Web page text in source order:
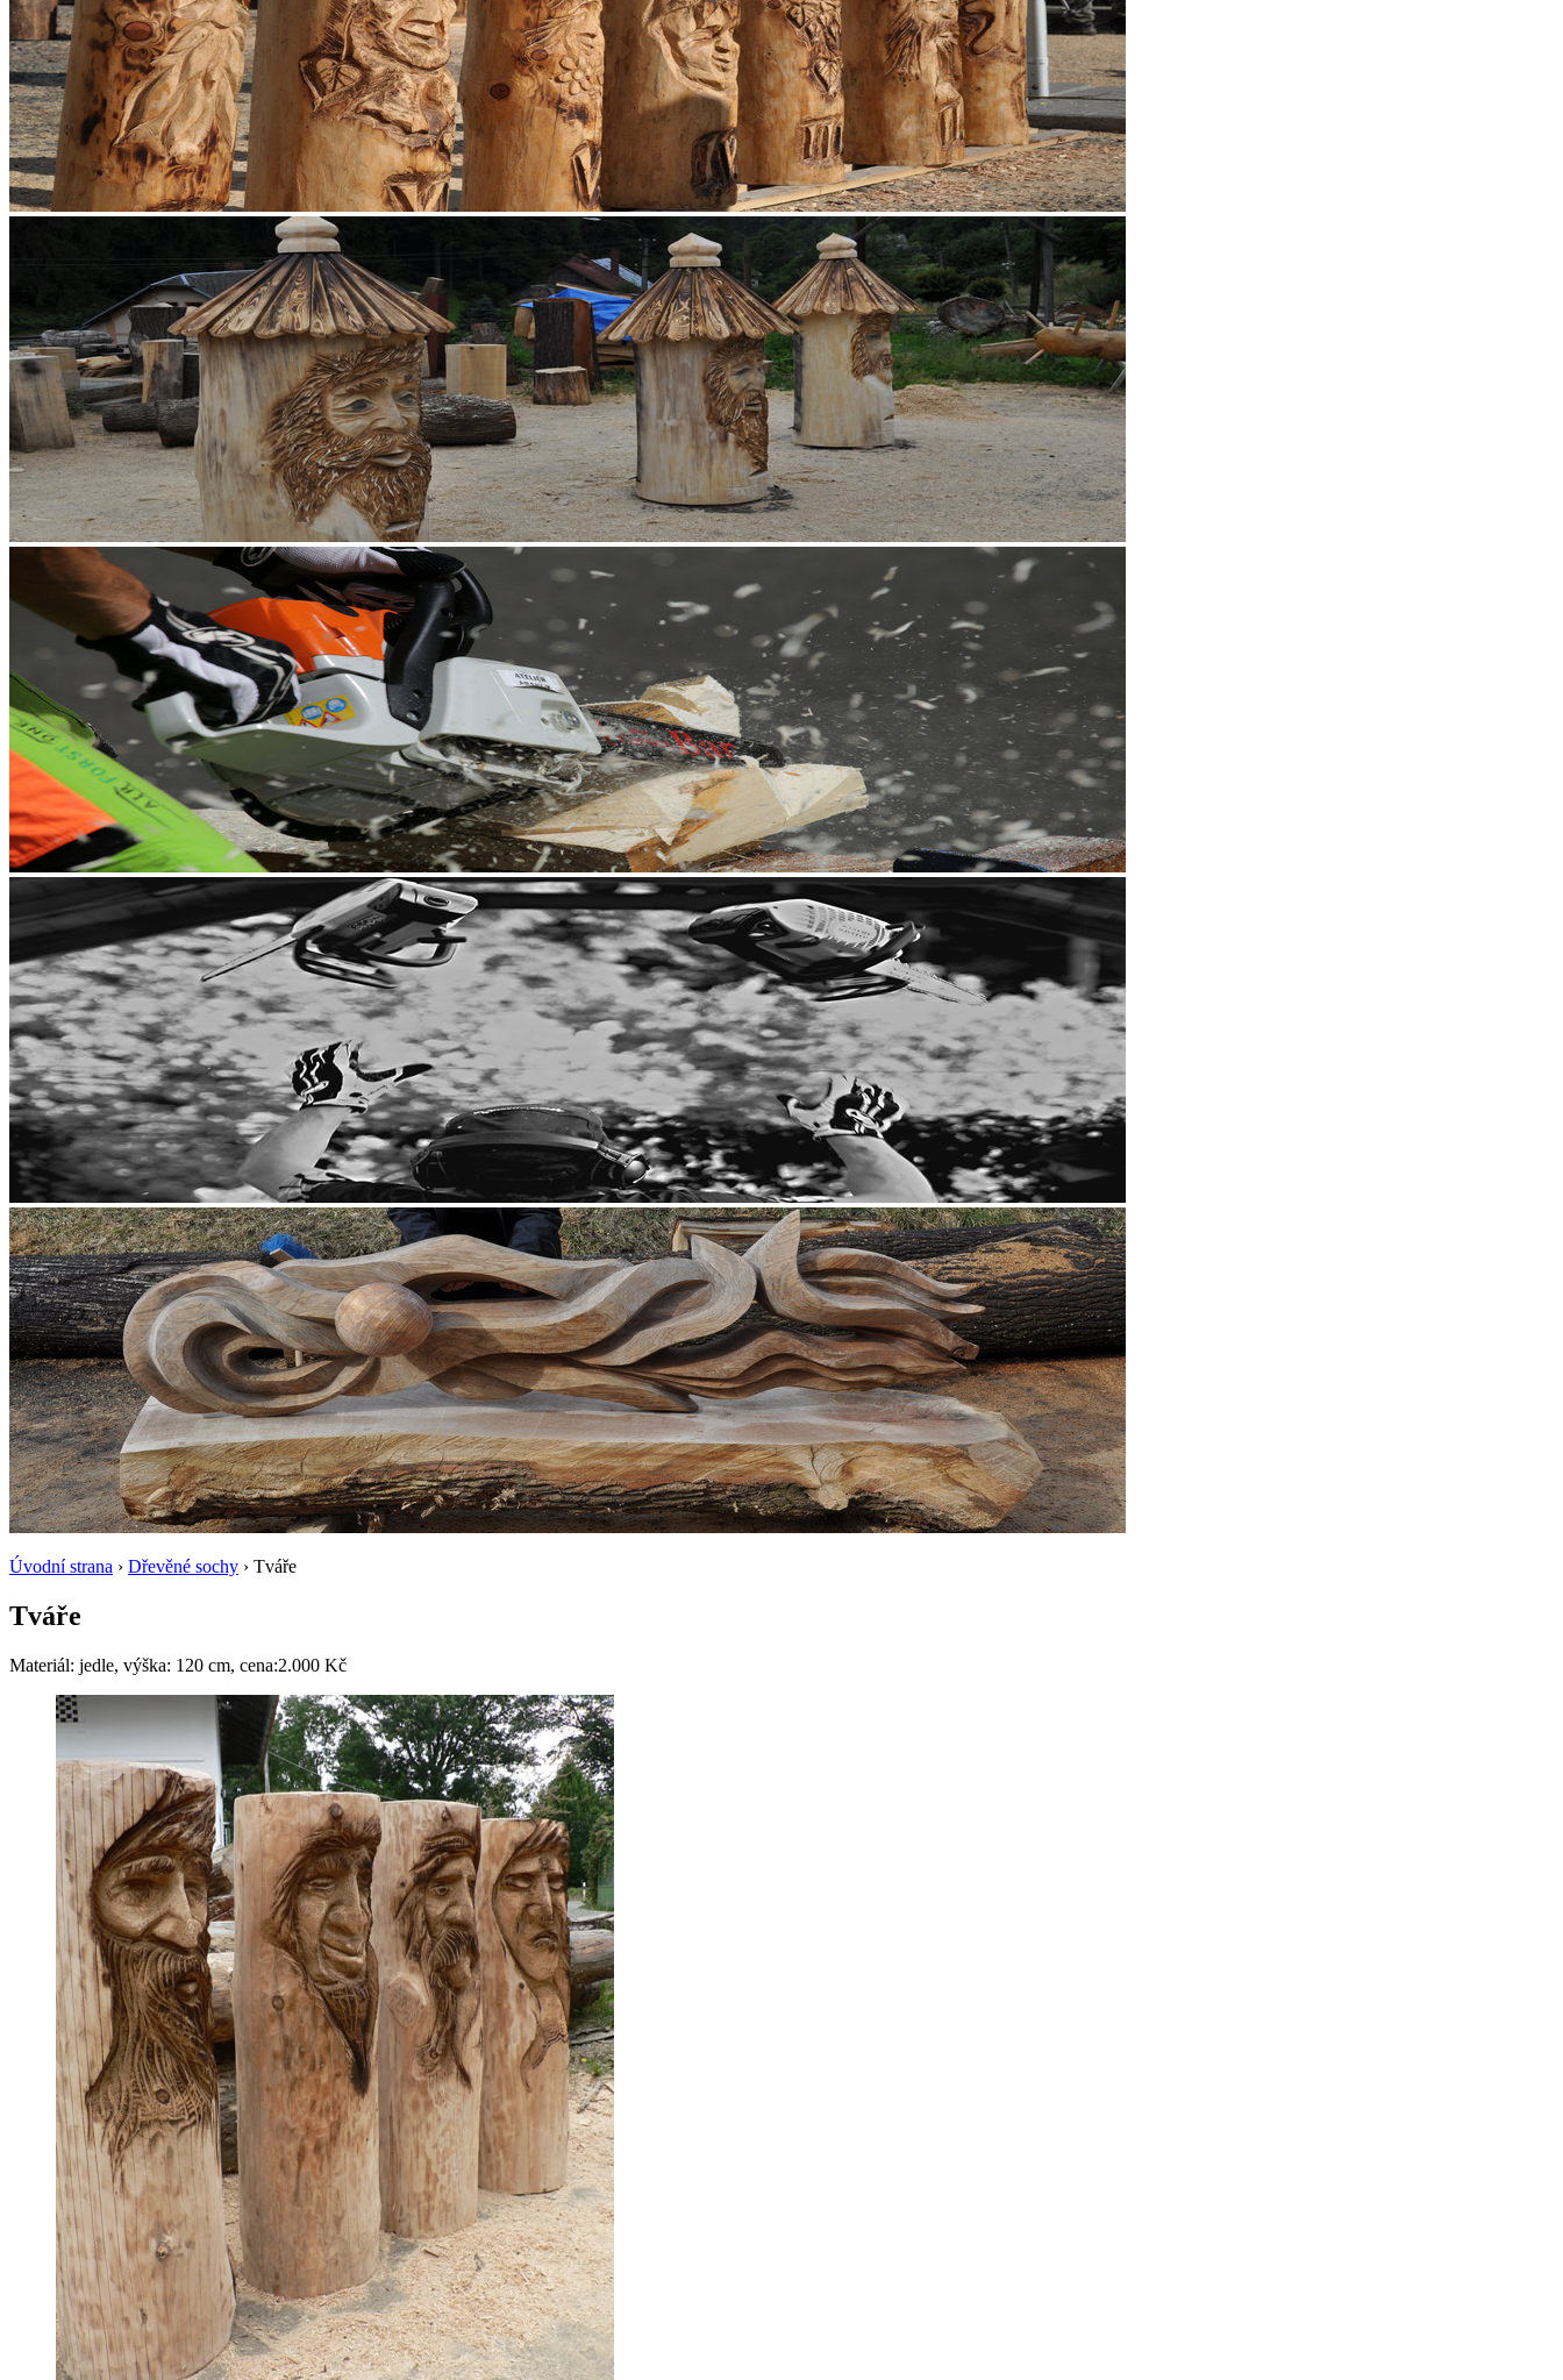
Úvodní strana › Dřevěné sochy › Tváře
Tváře
Materiál: jedle, výška: 120 cm, cena:2.000 Kč